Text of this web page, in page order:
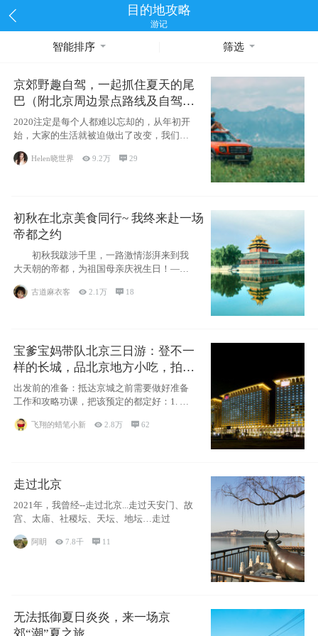
目的地攻略
游记
智能排序 筛选
京郊野趣自驾，一起抓住夏天的尾
巴（附北京周边景点路线及自驾攻
略）
2020注定是每个人都难以忘却的，从年初开
始，大家的生活就被迫做出了改变，我们也
不例外。本来双双辞职是为
Helen晓世界 9.2万 29
初秋在北京美食同行~ 我终来赴一场
帝都之约
初秋我跋涉千里，一路激情澎湃来到我
大天朝的帝都，为祖国母亲庆祝生日！——
古道麻衣客 2.1万  18
宝爹宝妈带队北京三日游：登不一
样的长城，品北京地方小吃，拍盘
古七星夜景！
出发前的准备：抵达京城之前需要做好准备
工作和攻略功课，把该预定的都定好：1. 酒
飞翔的蜡笔小新 2.8万 62
走过北京
2021年，我曾经--走过北京...走过天安门、故
宫、太庙、社稷坛、天坛、地坛…走过
阿眀 7.8千  11
无法抵御夏日炎炎，来一场京